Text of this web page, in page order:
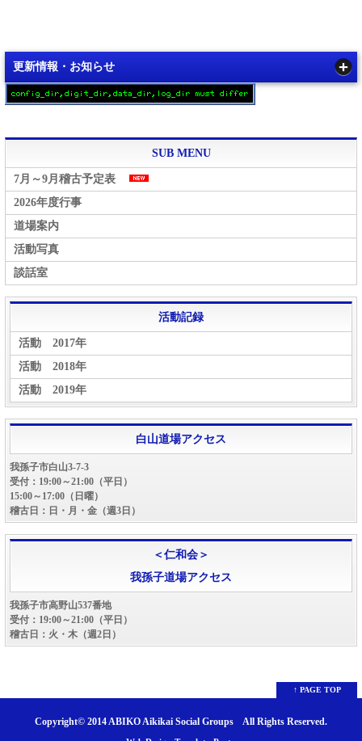
更新情報・お知らせ
SUB MENU
7月～9月稽古予定表
2026年度行事
道場案内
活動写真
談話室
活動記録
活動 2017年
活動 2018年
活動 2019年
白山道場アクセス
我孫子市白山3-7-3
受付：19:00～21:00（平日）
15:00～17:00（日曜）
稽古日：日・月・金（週3日）
＜仁和会＞
我孫子道場アクセス
我孫子市高野山537番地
受付：19:00～21:00（平日）
稽古日：火・木（週2日）
↑ PAGE TOP
Copyright© 2014ABIKO Aikikai Social Groups All Rights Reserved.